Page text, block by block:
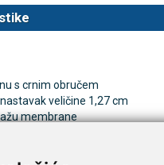
s crnim obručem
veličine 1,27 cm
membrane
osiguravaju